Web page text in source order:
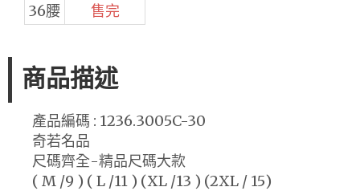
36腰
售完
商品描述
產品編碼 : 1236.3005C-30
奇若名品
尺碼齊全-精品尺碼大款
( M /9 ) ( L /11 ) (XL /13 ) (2XL / 15)